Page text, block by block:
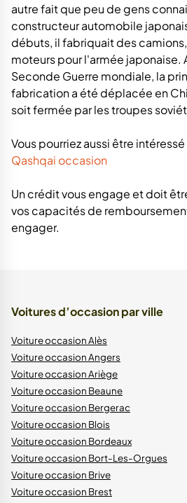
autre fait que peu de gens
constructeur automobile
débuts, il fabriquait des
moteurs pour l'armée japonaise.
Seconde Guerre mondiale, la
fabrication a été déplacée en
soit fermée par les troupes
Vous pourriez aussi être
Qashqai occasion
Un crédit vous engage et doit
vos capacités de
engager.
Voitures d’occasion par ville
Voiture occasion Alès
Voiture occasion Angers
Voiture occasion Ariège
Voiture occasion Beaune
Voiture occasion Bergerac
Voiture occasion Blois
Voiture occasion Bordeaux
Voiture occasion Bort-Les-Orgues
Voiture occasion Brive
Voiture occasion Brest